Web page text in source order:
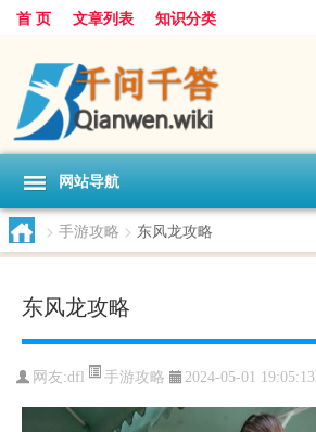
首 页 文章列表 知识分类
网站导航
> 手游攻略 > 东风龙攻略
东风龙攻略
网友:dfl 手游攻略 2024-05-01 19:05:13